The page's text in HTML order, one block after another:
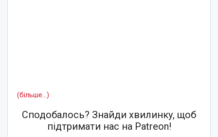
(більше…)
Сподобалось? Знайди хвилинку, щоб
підтримати нас на Patreon!